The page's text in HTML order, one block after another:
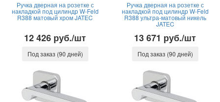
Ручка дверная на розетке с
накладкой под цилиндр W-Feld
R388 матовый хром JATEC
12 426 руб./шт
Под заказ (90 дней)
Ручка дверная на розетке с
накладкой под цилиндр W-Feld
R388 ультра-матовый никель
JATEC
13 671 руб./шт
Под заказ (90 дней)